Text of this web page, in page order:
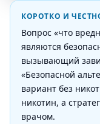
КОРОТКО И
Вопрос «что
являются
вызывающий
«Безопасной
вариант без
никотин, а
врачом.